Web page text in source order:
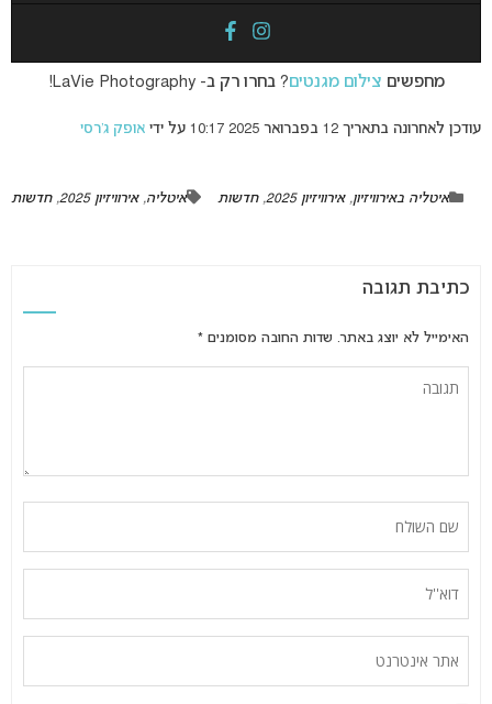
מחפשים צילום מגנטים? בחרו רק ב- LaVie Photography!
עודכן לאחרונה בתאריך 12 בפברואר 2025 10:17 על ידי אופק ג’רסי
איטליה באירוויזיון,אירוויזיון 2025 ,חדשות איטליה,אירוויזיון 2025 ,חדשות
כתיבת תגובה
האימייל לא יוצג באתר. שדות החובה מסומנים *